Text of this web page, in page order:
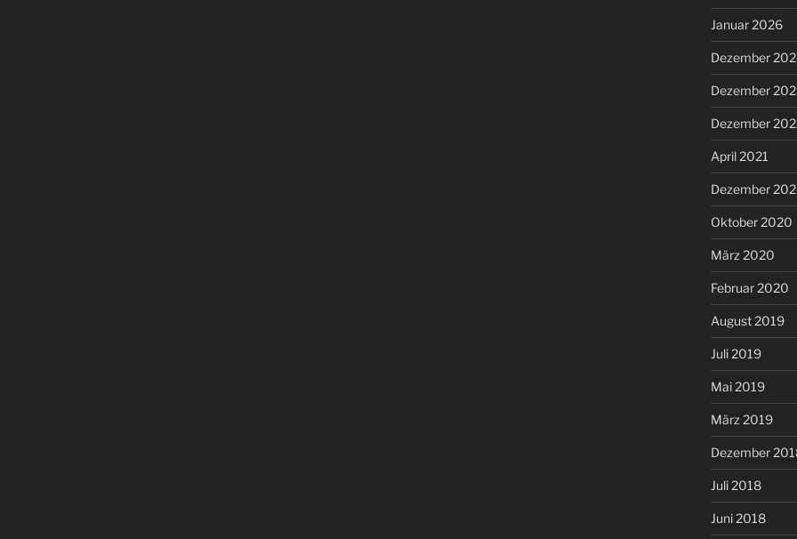
Januar 2026
Dezember
Dezember
Dezember
April 2021
Dezember
Oktober 2020
März 2020
Februar 2020
August 2019
Juli 2019
Mai 2019
März 2019
Dezember
Juli 2018
Juni 2018